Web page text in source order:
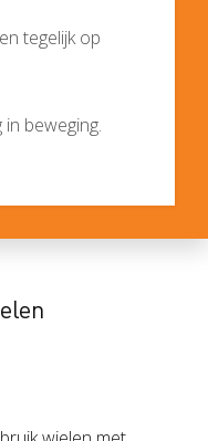
tegelijk op
beweging.